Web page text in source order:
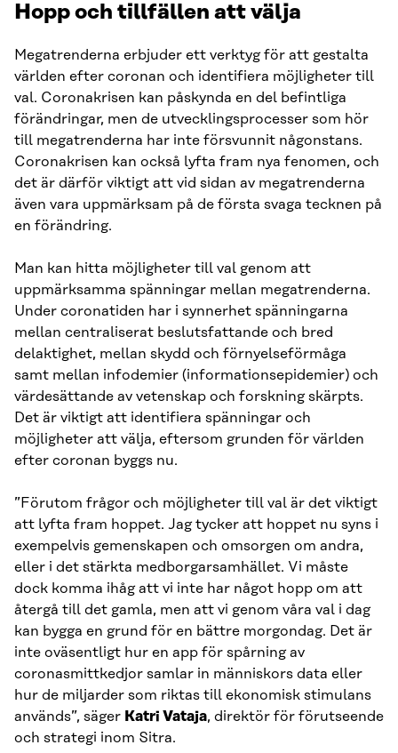
Hopp och tillfällen att välja
Megatrenderna erbjuder ett verktyg för att gestalta
världen efter coronan och identifiera möjligheter till
val. Coronakrisen kan påskynda en del befintliga
förändringar, men de utvecklingsprocesser som hör
till megatrenderna har inte försvunnit någonstans.
Coronakrisen kan också lyfta fram nya fenomen, och
det är därför viktigt att vid sidan av megatrenderna
även vara uppmärksam på de första svaga tecknen på
en förändring.
Man kan hitta möjligheter till val genom att
uppmärksamma spänningar mellan megatrenderna.
Under coronatiden har i synnerhet spänningarna
mellan centraliserat beslutsfattande och bred
delaktighet, mellan skydd och förnyelseförmåga
samt mellan infodemier (informationsepidemier) och
värdesättande av vetenskap och forskning skärpts.
Det är viktigt att identifiera spänningar och
möjligheter att välja, eftersom grunden för världen
efter coronan byggs nu.
”Förutom frågor och möjligheter till val är det viktigt
att lyfta fram hoppet. Jag tycker att hoppet nu syns i
exempelvis gemenskapen och omsorgen om andra,
eller i det stärkta medborgarsamhället. Vi måste
dock komma ihåg att vi inte har något hopp om att
återgå till det gamla, men att vi genom våra val i dag
kan bygga en grund för en bättre morgondag. Det är
inte oväsentligt hur en app för spårning av
coronasmittkedjor samlar in människors data eller
hur de miljarder som riktas till ekonomisk stimulans
används”, säger Katri Vataja, direktör för förutseende
och strategi inom Sitra.